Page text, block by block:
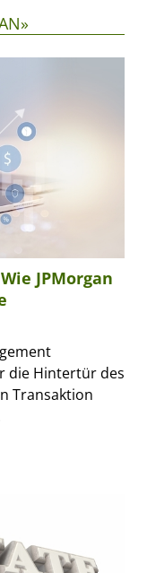
JPMorgan
die Hintertür des
Transaktion